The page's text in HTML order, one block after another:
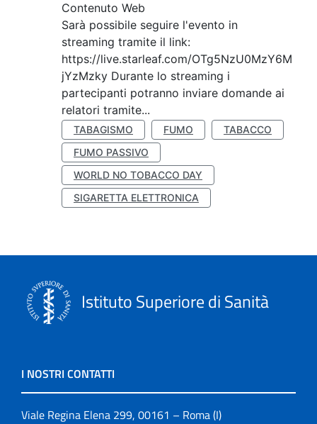
Contenuto Web
Sarà possibile seguire l'evento in
streaming tramite il link:
https://live.starleaf.com/OTg5NzU0MzY6M
jYzMzky Durante lo streaming i
partecipanti potranno inviare domande ai
relatori tramite...
TABAGISMO FUMO
TABACCO
FUMO PASSIVO
WORLD NO TOBACCO DAY
SIGARETTA ELETTRONICA
Istituto Superiore di Sanità
I NOSTRI CONTATTI
Viale Regina Elena 299, 00161 – Roma (I)